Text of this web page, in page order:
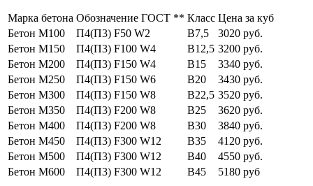
Марка бетона Обозначение ГОСТ ** Класс Цена за куб
Бетон М100
П4(П3) F50 W2 В7,5
3020 руб.
Бетон М150
П4(П3) F100 W4 В12,5 3200 руб.
Бетон М200
П4(П3) F150 W4 В15
3340 руб.
Бетон М250
П4(П3) F150 W6 В20
3430 руб.
Бетон М300
П4(П3) F150 W8 В22,5 3520 руб.
Бетон М350
П4(П3) F200 W8 В25
3620 руб.
Бетон М400
П4(П3) F200 W8 В30
3840 руб.
Бетон М450
П4(П3) F300 W12 В35
4120 руб.
Бетон М500
П4(П3) F300 W12 В40
4550 руб.
Бетон М600
П4(П3) F300 W12 В45 5180 руб